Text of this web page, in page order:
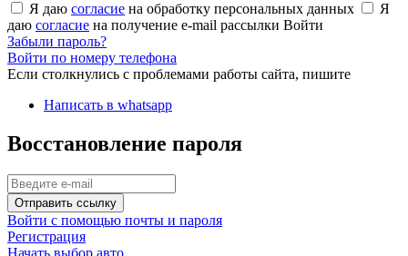
Я даю согласие на обработку персональных данных
Я
даю согласие на получение e-mail рассылки Войти
Забыли пароль?
Войти по номеру телефона
Если столкнулись с проблемами работы сайта, пишите
Написать в whatsapp
Восстановление пароля
Отправить ссылку
Войти с помощью почты и пароля
Регистрация
Начать выбор авто